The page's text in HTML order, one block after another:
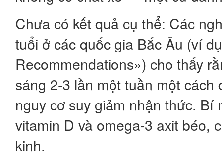
Chưa có kết quả cụ thể: Các
tuổi ở các quốc gia Bắc Âu (ví
Recommendations») cho thấy
sáng 2-3 lần một tuần một cách
nguy cơ suy giảm nhận thức.
vitamin D và omega-3 axit béo,
kinh.